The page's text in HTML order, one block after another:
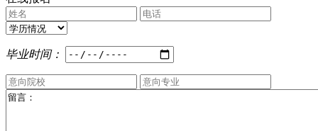
毕业时间：